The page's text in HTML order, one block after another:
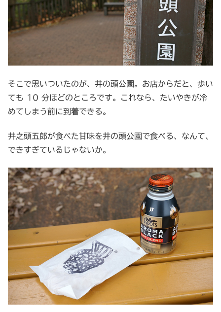
そこで思いついたのが、井の頭公園。お店からだと、歩い
ても 10 分ほどのところです。これなら、たいやきが冷
めてしまう前に到着できる。
井之頭五郎が食べた甘味を井の頭公園で食べる、なんて、
できすぎているじゃないか。